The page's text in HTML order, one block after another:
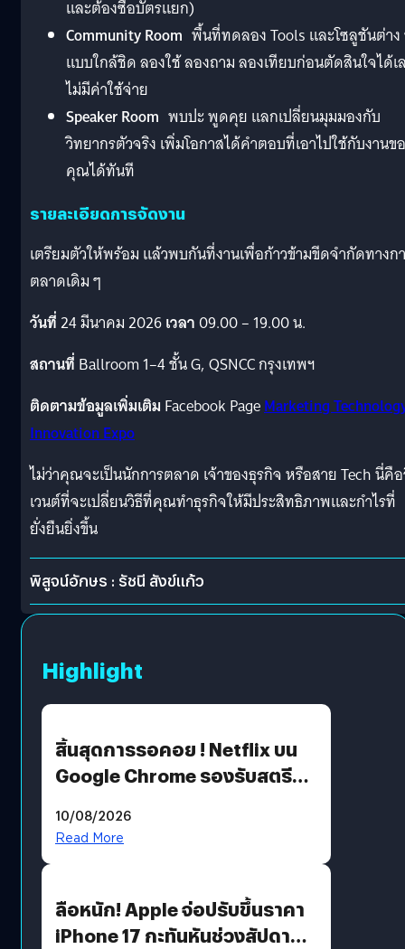
และต้องซื้อบัตรแยก)
Community Room พื้นที่ทดลอง Tools และโซลูชันต่าง
แบบใกล้ชิด ลองใช้ ลองถาม ลองเทียบก่อนตัดสินใจได้เ
ไม่มีค่าใช้จ่าย
Speaker Room พบปะ พูดคุย แลกเปลี่ยนมุมมองกับ
วิทยากรตัวจริง เพิ่มโอกาสได้คำตอบที่เอาไปใช้กับงานข
คุณได้ทันที
รายละเอียดการจัดงาน
เตรียมตัวให้พร้อม แล้วพบกันที่งานเพื่อก้าวข้ามขีดจำกัดทางก
ตลาดเดิม ๆ
วันที่ 24 มีนาคม 2026เวลา 09.00 – 19.00 น.
สถานที่ Ballroom 1–4 ชั้น G, QSNCC กรุงเทพฯ
ติดตามข้อมูลเพิ่มเติม Facebook PageMarketing
Innovation Expo
ไม่ว่าคุณจะเป็นนักการตลาด เจ้าของธุรกิจ หรือสาย Tech นี่คื
เวนต์ที่จะเปลี่ยนวิธีที่คุณทำธุรกิจให้มีประสิทธิภาพและกำไรที่
ยั่งยืนยิ่งขึ้น
พิสูจน์อักษร : รัชนี สังข์แก้ว
Highlight
สิ้นสุดการรอคอย ! Netflix บน
Google Chrome รองรับสตรีม
เงื่อนไขที่กำหนด
10/08/2026
Read More
ลือหนัก! Apple จ่อปรับขึ้นราคา
iPhone 17 กะทันหันช่วงสัปดาห์ที่